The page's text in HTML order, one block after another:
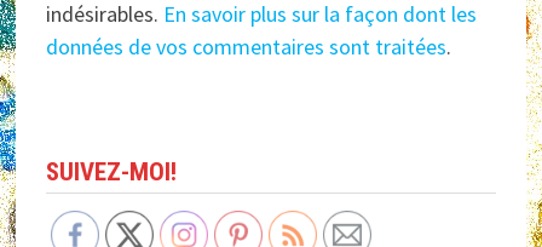
indésirables. En savoir plus sur la façon dont les
données de vos commentaires sont traitées.
SUIVEZ-MOI!